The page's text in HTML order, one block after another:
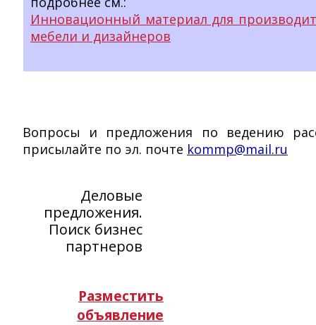
Инновационный материал для
мебели и дизайнеров
Вопросы и предложения по ведению
присылайте по эл. почте kommp@mail.ru
Деловые
предложения.
Поиск бизнес
партнеров
Разместить
объявление